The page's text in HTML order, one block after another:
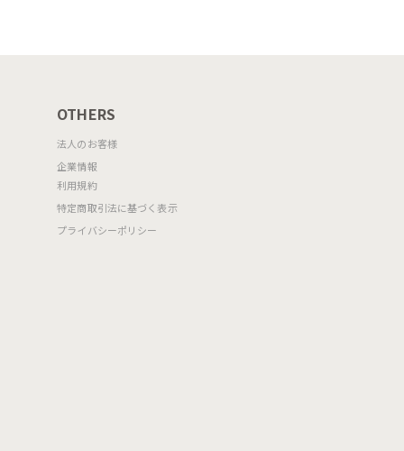
OTHERS
法人のお客様
企業情報
利用規約
特定商取引法に基づく表示
プライバシーポリシー